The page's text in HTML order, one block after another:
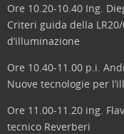
Ore 10.20-10.40 Ing.
Criteri guida della
d’illuminazione
Ore 10.40-11.00 p.i.
Nuove tecnologie per
Ore 11.00-11.20 ing.
tecnico Reverberi